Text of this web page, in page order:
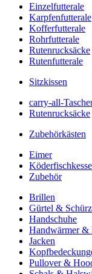
Einzelfutterale
Karpfenfutterale
Kofferfutterale
Rohrfutterale
Rutenrucksäcke
Rutenfutterale
Sitzkissen
carry-all-
Rutenrucksäcke
Zubehörkästen
Eimer
Zubehör
Brillen
Gürtel &
Handschuhe
Handwärmer &
Jacken
Pullover &